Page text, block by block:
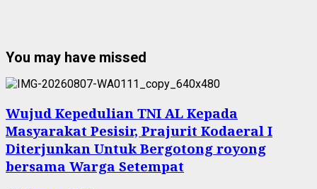
You may have missed
Wujud Kepedulian TNI AL Kepada
Masyarakat Pesisir, Prajurit Kodaeral I
Diterjunkan Untuk Bergotong royong
bersama Warga Setempat